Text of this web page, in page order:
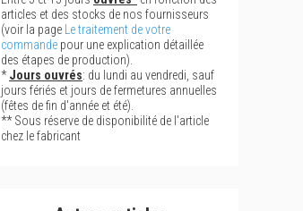
articles et des stocks de nos fournisseurs
(voir la page
Le traitement de votre
commande pour une explication détaillée
des étapes de production).
*Jours ouvrés: du lundi au vendredi, sauf
jours fériés et jours de fermetures annuelles
(fêtes de fin d'année et été).
** Sous réserve de disponibilité de l'article
chez le fabricant